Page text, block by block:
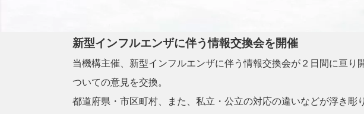
新型インフルエンザに伴う情報交換会を開催
当機構主催、新型インフルエンザに伴う情報交換会が２日間に亘
ついての意見を交換。
都道府県・市区町村、また、私立・公立の対応の違いなどが浮き彫